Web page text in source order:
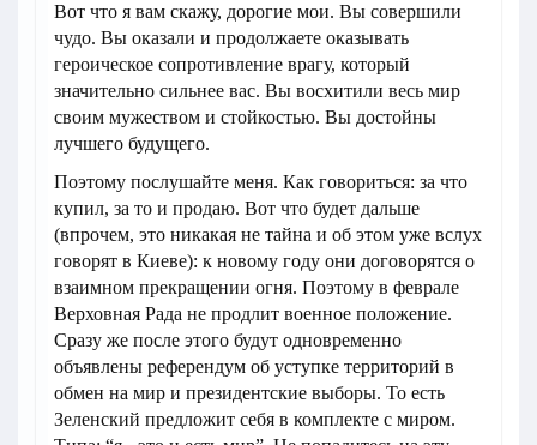
Вот что я вам скажу, дорогие мои. Вы совершили
чудо. Вы оказали и продолжаете оказывать
героическое сопротивление врагу, который
значительно сильнее вас. Вы восхитили весь мир
своим мужеством и стойкостью. Вы достойны
лучшего будущего.
Поэтому послушайте меня. Как говориться: за что
купил, за то и продаю. Вот что будет дальше
(впрочем, это никакая не тайна и об этом уже вслух
говорят в Киеве): к новому году они договорятся о
взаимном прекращении огня. Поэтому в феврале
Верховная Рада не продлит военное положение.
Сразу же после этого будут одновременно
объявлены референдум об уступке территорий в
обмен на мир и президентские выборы. То есть
Зеленский предложит себя в комплекте с миром.